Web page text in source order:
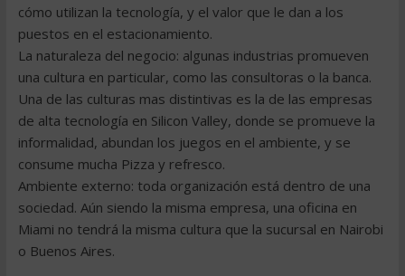
cómo utilizan la tecnología, y el valor que le dan a los
puestos en el estacionamiento.
La naturaleza del negocio: algunas industrias promueven
una cultura en particular, como las consultoras o la banca.
Una de las culturas mas distintivas es la de las empresas
de alta tecnología en Silicon Valley, donde se promueve la
informalidad, abundan los juegos en el ambiente, y se
consume mucha Pizza y refresco.
Ambiente externo: toda organización está dentro de una
sociedad. Aún siendo la misma empresa, una oficina en
Miami no tendrá la misma cultura que la sucursal en Nairobi
o Buenos Aires.